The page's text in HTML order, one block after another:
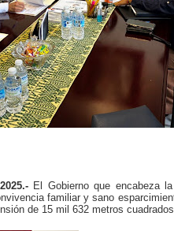
El Gobierno que encabeza
familiar y sano
de 15 mil 632 metros cuadrados.